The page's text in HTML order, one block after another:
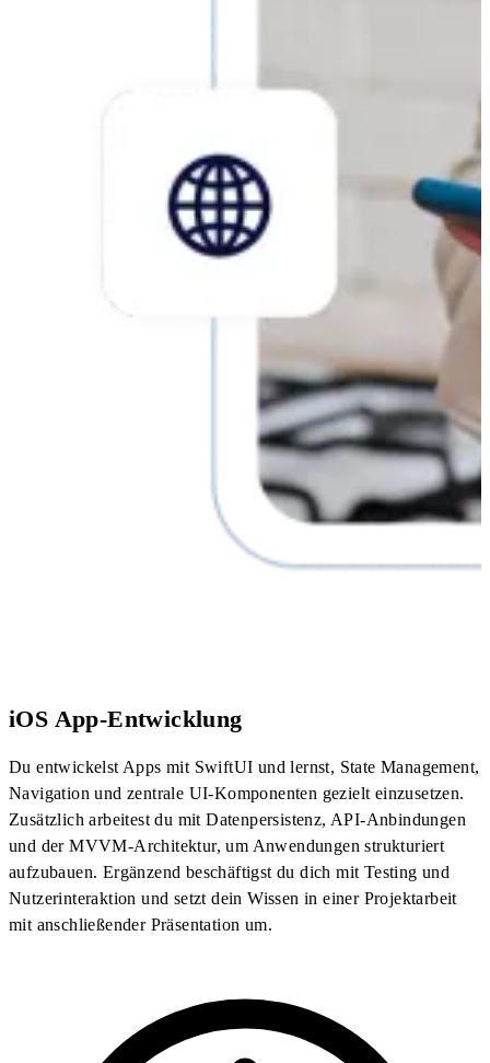
iOS App-Entwicklung
Du entwickelst Apps mit SwiftUI und lernst, State Management,
Navigation und zentrale UI-Komponenten gezielt einzusetzen.
Zusätzlich arbeitest du mit Datenpersistenz, API-Anbindungen
und der MVVM-Architektur, um Anwendungen strukturiert
aufzubauen. Ergänzend beschäftigst du dich mit Testing und
Nutzerinteraktion und setzt dein Wissen in einer Projektarbeit
mit anschließender Präsentation um.